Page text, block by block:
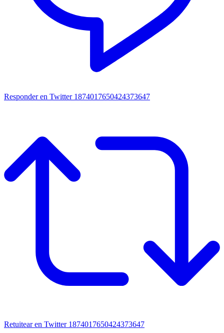
Responder en Twitter 1874017650424373647
Retuitear en Twitter 1874017650424373647